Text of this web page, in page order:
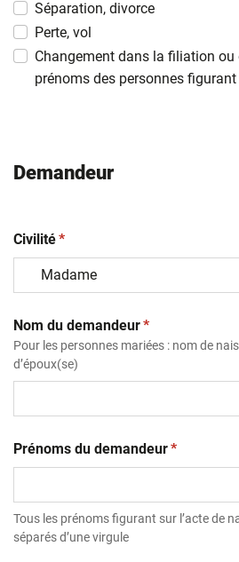
slash
AAAA
Séparation, divorce
Perte, vol
Changement dans la filiation ou
prénoms des personnes
Demandeur
Civilité(obligatoire)
*
Nom du demandeur(obligatoire)
*
Pour les personnes mariées : nom de
d’époux(se)
Prénoms du demandeur(obligatoire)
*
Tous les prénoms figurant sur l’acte de
séparés d’une virgule